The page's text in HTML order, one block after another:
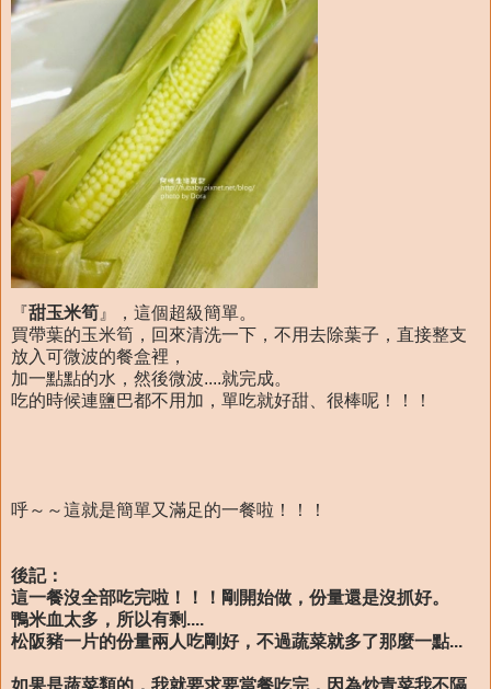
『甜玉米筍 』，這個超級簡單。
買帶葉的玉米筍，回來清洗一下，不用去除葉子，直接整支
放入可微波的餐盒裡，
加一點點的水，然後微波....就完成。
吃的時候連鹽巴都不用加，單吃就好甜、很棒呢！！！
呼～～這就是簡單又滿足的一餐啦！！！
後記：
這一餐沒全部吃完啦！！！剛開始做，份量還是沒抓好。
鴨米血太多，所以有剩....
松阪豬一片的份量兩人吃剛好，不過蔬菜就多了那麼一點...